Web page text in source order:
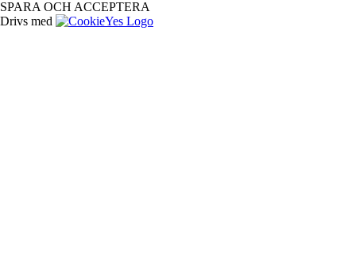
SPARA OCH ACCEPTERA
Drivs med